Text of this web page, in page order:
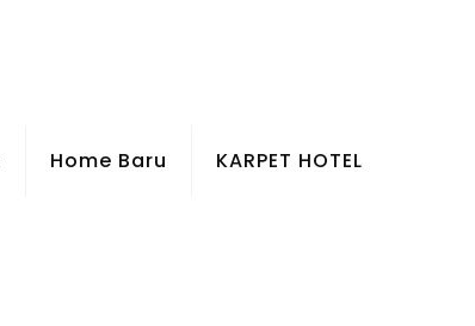
Home Baru KARPET HOTEL